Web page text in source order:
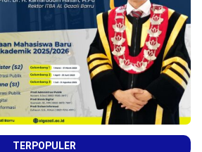
TERPOPULER